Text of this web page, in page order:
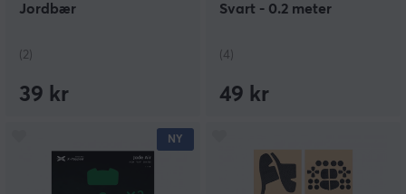
Jordbær
(2)
39 kr
Svart - 0.2 meter
(4)
49 kr
NY